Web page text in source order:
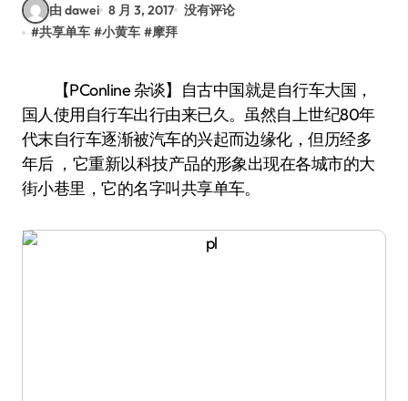
由 dawei 8 月 3, 2017 没有评论
#共享单车 #小黄车 #摩拜
【PConline 杂谈】自古中国就是自行车大国，
国人使用自行车出行由来已久。虽然自上世纪80年
代末自行车逐渐被汽车的兴起而边缘化，但历经多
年后 ，它重新以科技产品的形象出现在各城市的大
街小巷里，它的名字叫共享单车。